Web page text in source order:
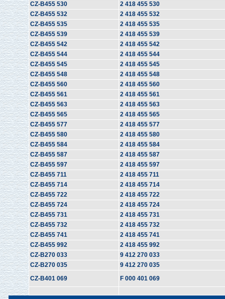
CZ-B455 530
2 418 455 530
CZ-B455 532
2 418 455 532
CZ-B455 535
2 418 455 535
CZ-B455 539
2 418 455 539
CZ-B455 542
2 418 455 542
CZ-B455 544
2 418 455 544
CZ-B455 545
2 418 455 545
CZ-B455 548
2 418 455 548
CZ-B455 560
2 418 455 560
CZ-B455 561
2 418 455 561
CZ-B455 563
2 418 455 563
CZ-B455 565
2 418 455 565
CZ-B455 577
2 418 455 577
CZ-B455 580
2 418 455 580
CZ-B455 584
2 418 455 584
CZ-B455 587
2 418 455 587
CZ-B455 597
2 418 455 597
CZ-B455 711
2 418 455 711
CZ-B455 714
2 418 455 714
CZ-B455 722
2 418 455 722
CZ-B455 724
2 418 455 724
CZ-B455 731
2 418 455 731
CZ-B455 732
2 418 455 732
CZ-B455 741
2 418 455 741
CZ-B455 992
2 418 455 992
CZ-B270 033
9 412 270 033
CZ-B270 035
9 412 270 035
CZ-B401 069
F 000 401 069